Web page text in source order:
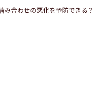
み合わせの悪化を予防できる？